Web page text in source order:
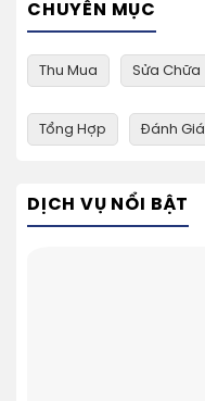
CHUYÊN MỤC
Thu Mua Sửa Chữa
Tổng Hợp Đánh Giá
DỊCH VỤ NỔI BẬT